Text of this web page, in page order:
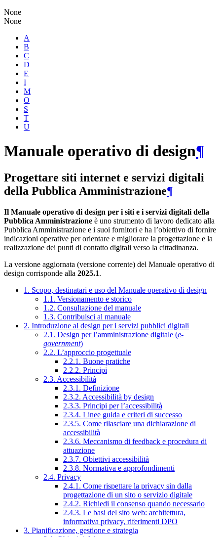
None
None
A
B
C
D
E
I
M
O
S
T
U
Manuale operativo di design¶
Progettare siti internet e servizi digitali
della Pubblica Amministrazione¶
Il Manuale operativo di design per i siti e i servizi digitali della
Pubblica Amministrazione è uno strumento di lavoro dedicato alla
Pubblica Amministrazione e i suoi fornitori e ha l’obiettivo di fornire
indicazioni operative per orientare e migliorare la progettazione e la
realizzazione dei punti di contatto digitali verso la cittadinanza.
La versione aggiornata (versione corrente) del Manuale operativo di
design corrisponde alla 2025.1.
1. Scopo, destinatari e uso del Manuale operativo di design
1.1. Versionamento e storico
1.2. Consultazione del manuale
1.3. Contribuisci al manuale
2. Introduzione al design per i servizi pubblici digitali
2.1. Design per l’amministrazione digitale (e-
government)
2.2. L’approccio progettuale
2.2.1. Buone pratiche
2.2.2. Principi
2.3. Accessibilità
2.3.1. Definizione
2.3.2. Accessibilità by design
2.3.3. Principi per l’accessibilità
2.3.4. Linee guida e criteri di successo
2.3.5. Come rilasciare una dichiarazione di
accessibilità
2.3.6. Meccanismo di feedback e procedura di
attuazione
2.3.7. Obiettivi accessibilità
2.3.8. Normativa e approfondimenti
2.4. Privacy
2.4.1. Come rispettare la privacy sin dalla
progettazione di un sito o servizio digitale
2.4.2. Richiedi il consenso quando necessario
2.4.3. Le basi del sito web: architettura,
informativa privacy, riferimenti DPO
3. Pianificazione, gestione e strategia